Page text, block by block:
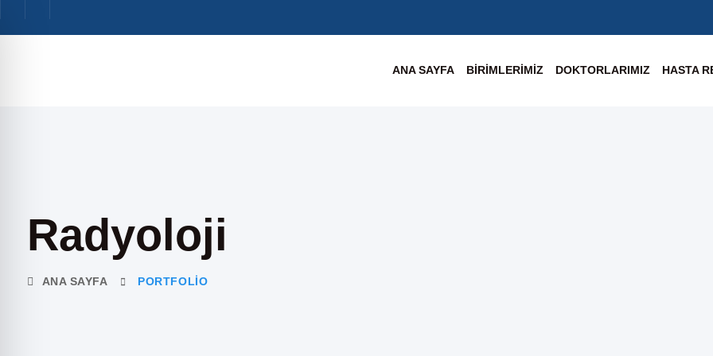
ANA SAYFA BIRIMLERIMIZ DOKTORLARIMIZ HASTA
Radyoloji
ANA SAYFA PORTFOLIO